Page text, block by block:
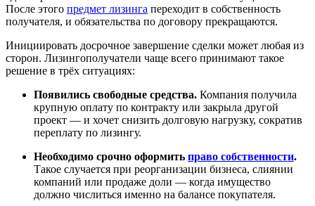
После этого предмет лизинга переходит в собственность
получателя, и обязательства по договору прекращаются.
Инициировать досрочное завершение сделки может любая из
сторон. Лизингополучатели чаще всего принимают такое
решение в трёх ситуациях:
Появились свободные средства. Компания получила
крупную оплату по контракту или закрыла другой
проект — и хочет снизить долговую нагрузку, сократив
переплату по лизингу.
Необходимо срочно оформить право собственности.
Такое случается при реорганизации бизнеса, слиянии
компаний или продаже доли — когда имущество
должно числиться именно на балансе покупателя.